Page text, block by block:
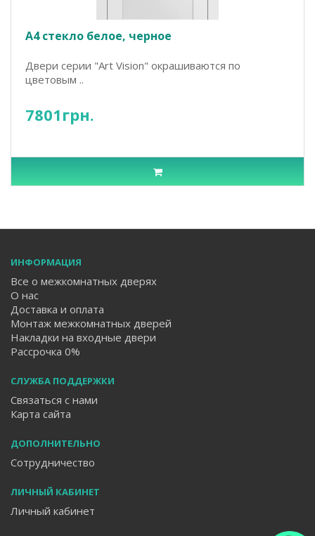
А4 стекло белое, черное
Двери серии "Art Vision" окрашиваются по
цветовым ..
7801грн.
ИНФОРМАЦИЯ
Все о межкомнатных дверях
О нас
Доставка и оплата
Монтаж межкомнатных дверей
Накладки на входные двери
Рассрочка 0%
СЛУЖБА ПОДДЕРЖКИ
Связаться с нами
Карта сайта
ДОПОЛНИТЕЛЬНО
Сотрудничество
ЛИЧНЫЙ КАБИНЕТ
Личный кабинет